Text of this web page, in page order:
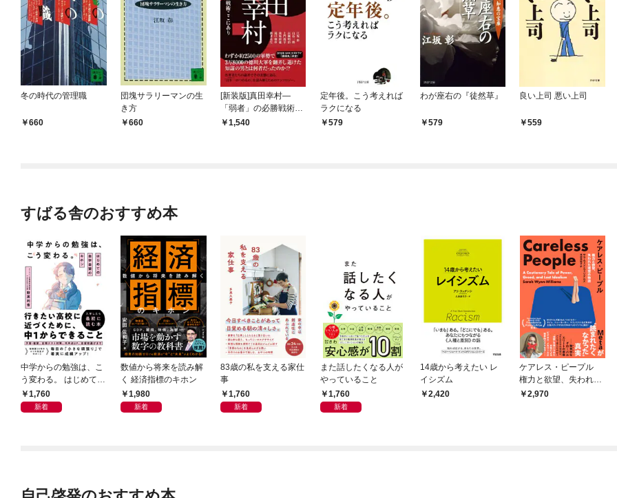
冬の時代の管理職
660
団塊サラリーマンの生
き方
660
[新装版]真田幸村―
「弱者」の必勝戦術こ
こにあり
1,540
定年後。こう考えれば
ラクになる
579
わが座右の『徒然草』
579
良い上司 悪い上司
559
すばる舎のおすすめ本
中学からの勉強は、こ
う変わる。 はじめての
自学自習のキホン
1,760
新着
数値から将来を読み解
く 経済指標のキホン
1,980
新着
83歳の私を支える家仕
事
1,760
新着
また話したくなる人が
やっていること
1,760
新着
14歳から考えたい レ
イシズム
2,420
ケアレス・ピープル
権力と欲望、失われた
理想の物語 Meta
2,970